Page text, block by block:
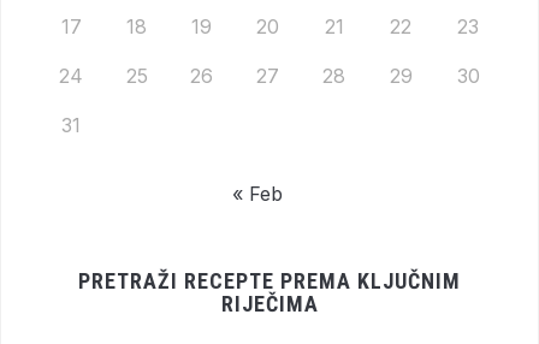
17 18 19 20 21 22 23
24 25 26 27 28 29 30
31
« Feb
PRETRAŽI RECEPTE PREMA KLJUČNIM
RIJEČIMA